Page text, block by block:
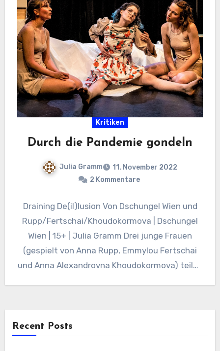
Kritiken
Durch die Pandemie gondeln
Julia Gramm
11. November 2022
2 Kommentare
Draining De(il)lusion Von Dschungel Wien und
Rupp/Fertschai/Khoudokormova | Dschungel
Wien | 15+ | Julia Gramm Drei junge Frauen
(gespielt von Anna Rupp, Emmylou Fertschai
und Anna Alexandrovna Khoudokormova) teilen
Recent Posts